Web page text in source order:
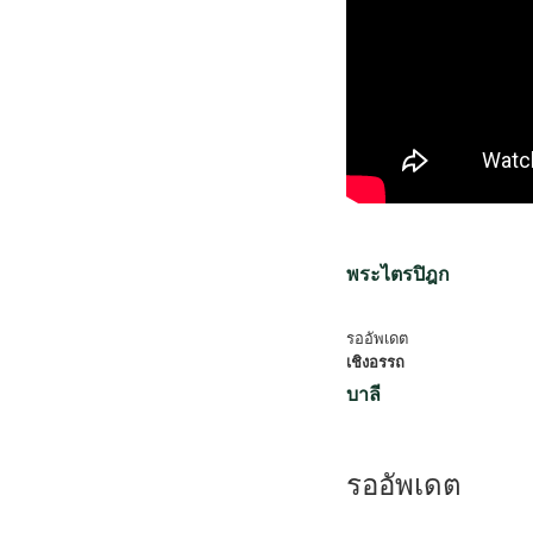
พระไตรปิฎก
รออัพเดต
เชิงอรรถ
บาลี
รออัพเดต